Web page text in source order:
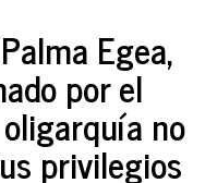
Egea,
por el
no
privilegios